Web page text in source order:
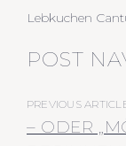
Lebkuchen
POST
PREVIOUS
– ODER